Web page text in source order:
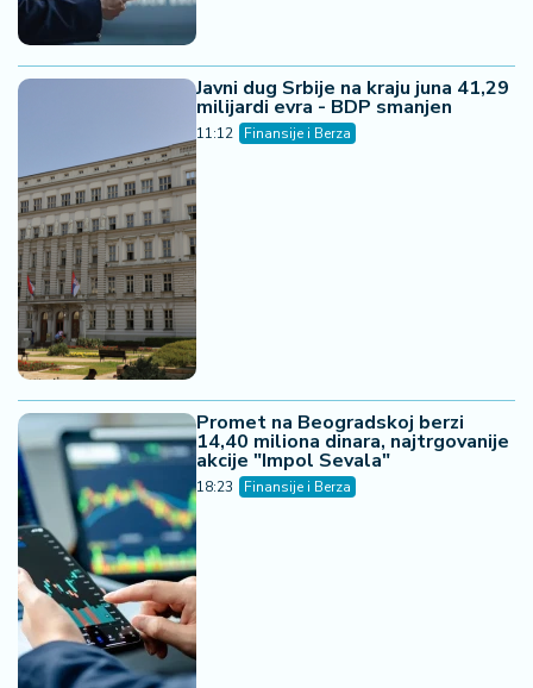
Javni dug Srbije na kraju juna 41,29
milijardi evra - BDP smanjen
11:12 Finansije i Berza
Promet na Beogradskoj berzi
14,40 miliona dinara, najtrgovanije
akcije "Impol Sevala"
18:23 Finansije i Berza